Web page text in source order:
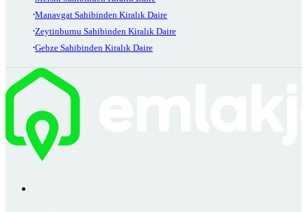
Manavgat Sahibinden Kiralık Daire
Zeytinburnu Sahibinden Kiralık Daire
Gebze Sahibinden Kiralık Daire